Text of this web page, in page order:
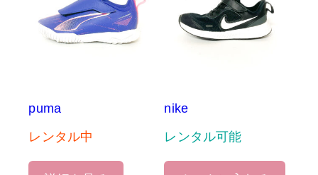
puma
レンタル中
nike
レンタル可能